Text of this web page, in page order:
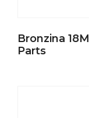
Bronzina
Parts